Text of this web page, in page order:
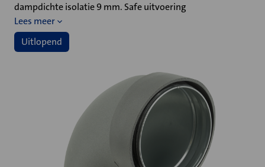
Uitlopend
dampdichte isolatie 9 mm. Safe uitvoering
Lees meer